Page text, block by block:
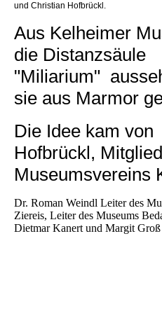
und Christian Hofbrückl.
Aus Kelheimer
die Distanzsäule
"Miliarium"
sie aus Marmor
Die Idee kam
Hofbrückl,
Museumsvereins
Dr. Roman Weindl Leiter des
Ziereis, Leiter des Museums
Dietmar Kanert und Margit Groß